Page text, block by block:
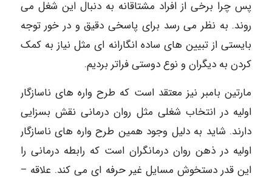
پس چرا برخی از افراد مشتاقانه به دنبال این شغل می
روند. به نظر می رسد برای پاسخی دقیق و در خور توجه
بایستی از تبیین های ساده انگارانه ای مثل نیاز به کمک
کردن به دیگران و نوع دوستی فراتر بردیم.
مارتین بامبر نیز معتقد است که طرح واره های ناسازگار
اولیه در انتخاب شغلی مثل روان درمانی نقش بسزایی
دارند. شاید به دلیل وجود همین طرح واره های ناسازگار
اولیه در ذهن روان درمانگران است که رابطه درمانی را
این قدر دستخوش مسایل غیر حرفه ای می کند. علاقه –